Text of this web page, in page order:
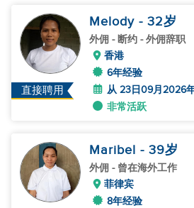
直接聘用
Melody - 32岁
外佣 - 断约 - 外佣辞职
香港
6年经验
从 23日09月2026
非常活跃
Maribel - 39岁
外佣 - 曾在海外工作
菲律宾
8年经验